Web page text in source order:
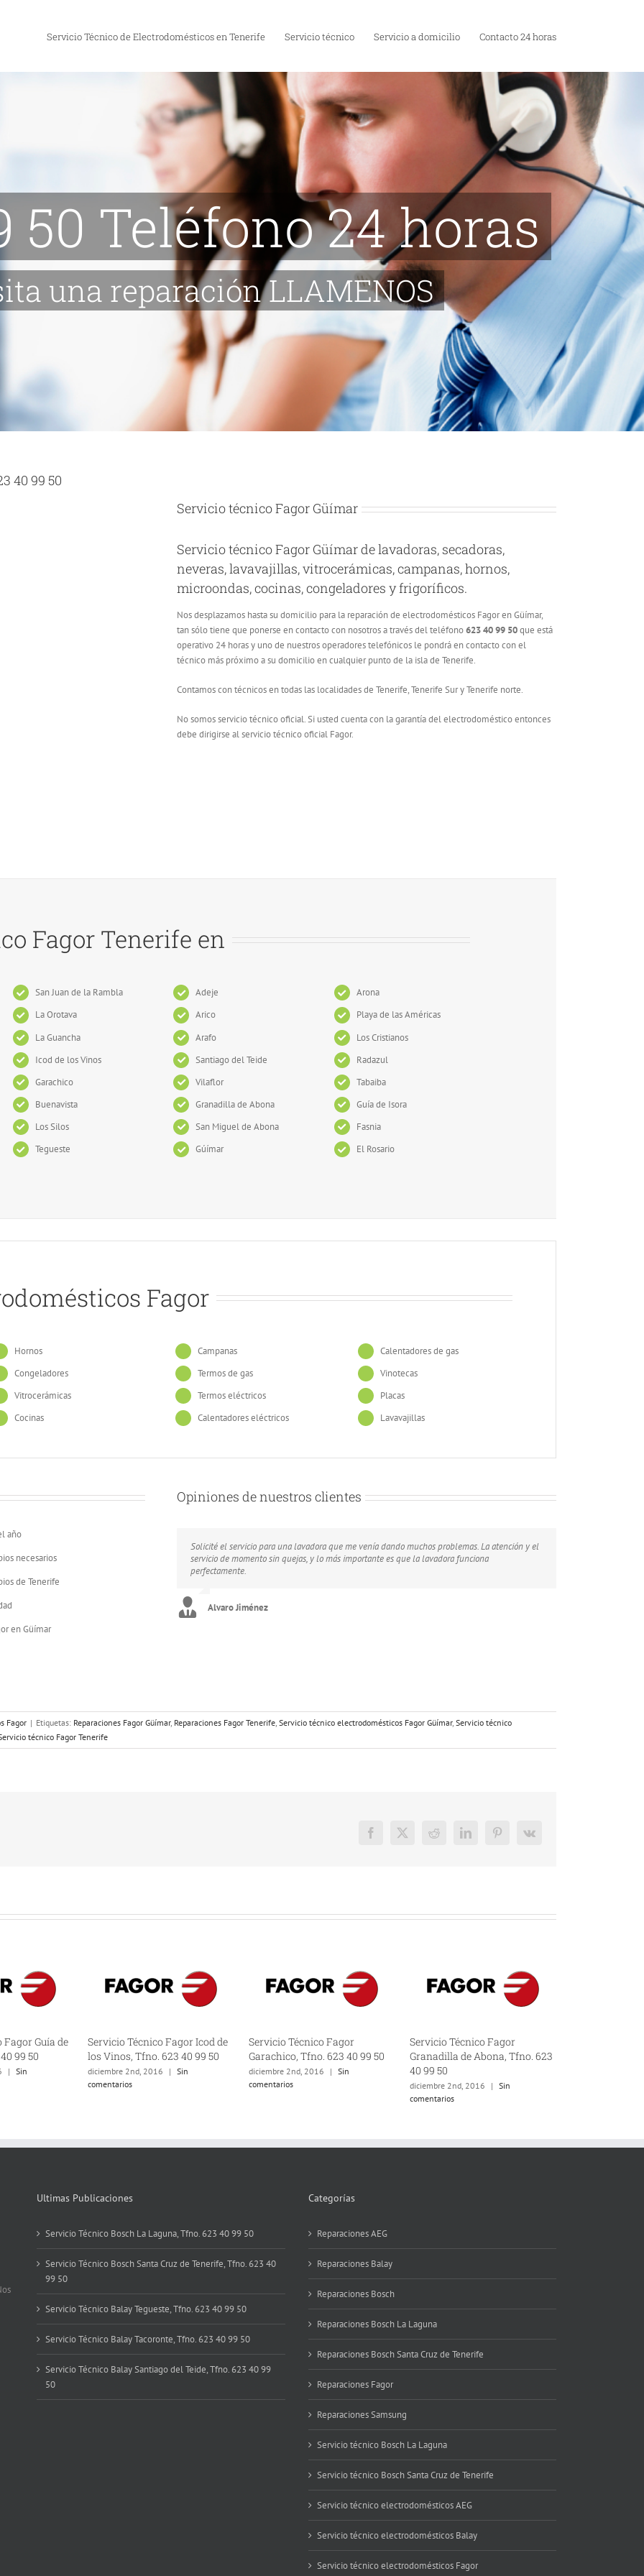
Servicio Técnico de Electrodomésticos en Tenerife Servicio técnico Servicio a domicilio Contacto 24 horas
50 Teléfono 24 horas
una reparación LLAMENOS
40 99 50
Servicio técnico Fagor Güímar
Servicio técnico Fagor Güímar de lavadoras, secadoras,
neveras, lavavajillas, vitrocerámicas, campanas, hornos,
microondas, cocinas, congeladores y frigoríficos.
Nos desplazamos hasta su domicilio para la reparación de electrodomésticos Fagor en Güímar,
tan sólo tiene que ponerse en contacto con nosotros a través del teléfono623 40 99 50que está
operativo 24 horas y uno de nuestros operadores telefónicos le pondrá en contacto con el
técnico más próximo a su domicilio en cualquier punto de la isla de Tenerife.
Contamos con técnicos en todas las localidades de Tenerife, Tenerife Sur y Tenerife norte.
No somos servicio técnico oficial. Si usted cuenta con la garantía del electrodoméstico entonces
debe dirigirse al servicio técnico oficial Fagor.
Fagor Tenerife en
San Juan de la Rambla
La Orotava
La Guancha
Icod de los Vinos
Garachico
Buenavista
Los Silos
Tegueste
Adeje
Arico
Arafo
Santiago del Teide
Vilaflor
Granadilla de Abona
San Miguel de Abona
Gúímar
Arona
Playa de las Américas
Los Cristianos
Radazul
Tabaiba
Guía de Isora
Fasnia
El Rosario
Fagor
Hornos
Congeladores
Vitrocerámicas
Cocinas
Campanas
Termos de gas
Termos eléctricos
Calentadores eléctricos
Calentadores de gas
Vinotecas
Placas
Lavavajillas
año
necesarios
de Tenerife
en Güímar
Opiniones de nuestros clientes
Solicité el servicio para una lavadora que me venía dando muchos problemas. La atención y el
servicio de momento sin quejas, y lo más importante es que la lavadora funciona
perfectamente.
Alvaro Jiménez
I contratcted this service and i would like to recommend it to every one interested in this
appliance repairs company.
Me arreglaron el congelador que utilizo para almacenar carne y pescado en mi restaurante por
lo que me salvaron de un apuro.
Fagor | Etiquetas: Reparaciones Fagor Güímar, Reparaciones Fagor Tenerife, Servicio técnico electrodomésticos Fagor Güímar, Servicio técnico
técnico Fagor Tenerife
Facebook
X Reddit LinkedInPinterest
Vk
Fagor Guía de
99 50
| Sin
Servicio Técnico Fagor Icod de
los Vinos, Tfno. 623 40 99 50
diciembre 2nd, 2016 | Sin
comentarios
Servicio Técnico Fagor
Garachico, Tfno. 623 40 99 50
diciembre 2nd, 2016 | Sin
comentarios
Servicio Técnico Fagor
Granadilla de Abona, Tfno. 623
40 99 50
diciembre 2nd, 2016 | Sin
comentarios
Ultimas Publicaciones
Servicio Técnico Bosch La Laguna, Tfno. 623 40 99 50
Servicio Técnico Bosch Santa Cruz de Tenerife, Tfno. 623 40
99 50
Servicio Técnico Balay Tegueste, Tfno. 623 40 99 50
Servicio Técnico Balay Tacoronte, Tfno. 623 40 99 50
Servicio Técnico Balay Santiago del Teide, Tfno. 623 40 99
50
Categorías
Reparaciones AEG
Reparaciones Balay
Reparaciones Bosch
Reparaciones Bosch La Laguna
Reparaciones Bosch Santa Cruz de Tenerife
Reparaciones Fagor
Reparaciones Samsung
Servicio técnico Bosch La Laguna
Servicio técnico Bosch Santa Cruz de Tenerife
Servicio técnico electrodomésticos AEG
Servicio técnico electrodomésticos Balay
Servicio técnico electrodomésticos Fagor